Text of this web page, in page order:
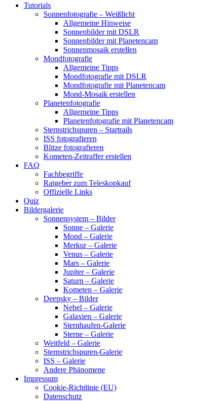
Tutorials
Sonnenfotografie – Weißlicht
Allgemeine Hinweise
Sonnenbilder mit DSLR
Sonnenbilder mit Planetencam
Sonnenmosaik erstellen
Mondfotografie
Allgemeine Tipps
Mondfotografie mit DSLR
Mondfotografie mit Planetencam
Mond-Mosaik erstellen
Planetenfotografie
Allgemeine Tipps
Planetenfotografie mit Planetencam
Sternstrichspuren – Startrails
ISS fotografieren
Blitze fotografieren
Kometen-Zeitraffer erstellen
FAQ
Fachbegriffe
Ratgeber zum Teleskopkauf
Offizielle Links
Quiz
Bildergalerie
Sonnensystem – Bilder
Sonne – Galerie
Mond – Galerie
Merkur – Galerie
Venus – Galerie
Mars – Galerie
Jupiter – Galerie
Saturn – Galerie
Kometen – Galerie
Deepsky – Bilder
Nebel – Galerie
Galaxien – Galerie
Sternhaufen-Galerie
Sterne – Galerie
Weitfeld – Galerie
Sternstrichspuren-Galerie
ISS – Galerie
Andere Phänomene
Impressum
Cookie-Richtlinie (EU)
Datenschutz